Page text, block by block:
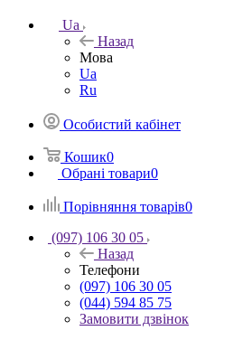
Ua
Назад
Мова
Ua
Ru
Особистий кабінет
Кошик0
Обрані товари0
Порівняння товарів0
(097) 106 30 05
Назад
Телефони
(097) 106 30 05
(044) 594 85 75
Замовити дзвінок